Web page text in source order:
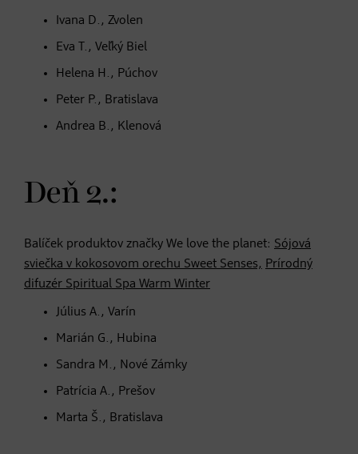
Ivana D., Zvolen
Eva T., Veľký Biel
Helena H., Púchov
Peter P., Bratislava
Andrea B., Klenová
Deň 2.:
Balíček produktov značky We love the planet: Sójová
sviečka v kokosovom orechu Sweet Senses, Prírodný
difuzér Spiritual Spa Warm Winter
Július A., Varín
Marián G., Hubina
Sandra M., Nové Zámky
Patrícia A., Prešov
Marta Š., Bratislava